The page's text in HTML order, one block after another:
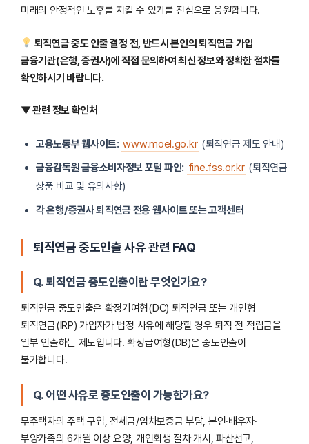
미래의 안정적인 노후를 지킬 수 있기를 진심으로 응원합니다.
퇴직연금 중도 인출 결정 전, 반드시 본인의 퇴직연금 가입
금융기관(은행, 증권사)에 직접 문의하여 최신 정보와 정확한 절차를
확인하시기 바랍니다.
▼ 관련 정보 확인처
고용노동부 웹사이트: www.moel.go.kr (퇴직연금 제도 안내)
금융감독원 금융소비자정보 포털 파인: fine.fss.or.kr (퇴직연금
상품 비교 및 유의사항)
각 은행/증권사 퇴직연금 전용 웹사이트 또는 고객센터
퇴직연금 중도인출 사유 관련 FAQ
Q. 퇴직연금 중도인출이란 무엇인가요?
퇴직연금 중도인출은 확정기여형(DC) 퇴직연금 또는 개인형
퇴직연금(IRP) 가입자가 법정 사유에 해당할 경우 퇴직 전 적립금을
일부 인출하는 제도입니다. 확정급여형(DB)은 중도인출이
불가합니다.
Q. 어떤 사유로 중도인출이 가능한가요?
무주택자의 주택 구입, 전세금/임차보증금 부담, 본인·배우자·
부양가족의 6개월 이상 요양, 개인회생 절차 개시, 파산선고,